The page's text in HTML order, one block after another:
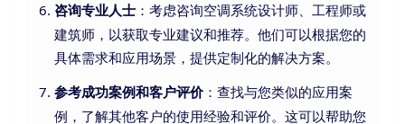
咨询专业人士 ：考虑咨询空调系统设计师、工程师或
建筑师，以获取专业建议和推荐。他们可以根据您的
具体需求和应用场景，提供定制化的解决方案。
参考成功案例和客户评价：查找与您类似的应用案
例，了解其他客户的使用经验和评价。这可以帮助您